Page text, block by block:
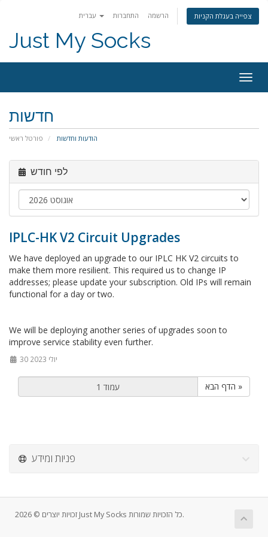
התחברות הרשמה צפייה בעגלת הקניות
Just My Socks
חדשות
פורטל ראשי הודעות וחדשות
לפי חודש
IPLC-HK V2 Circuit Upgrades
We have deployed an upgrade to our IPLC HK V2 circuits to
make them more resilient. This required us to change IP
addresses; please update your subscription. Old IPs will remain
functional for a day or two.
We will be deploying another series of upgrades soon to
improve service stability even further.
30 יולי 2023
הדף הבא »
פניות ומידע
זכויות יוצרים © 2026 Just My Socks כל הזכויות שמורות.